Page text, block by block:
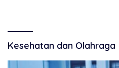
Kesehatan dan Olahraga